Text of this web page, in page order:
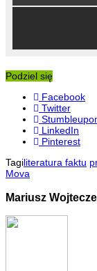
Podziel się
Facebook
Twitter
LinkedIn
Pinterest
Tagiliteratura faktu
Mova
Mariusz